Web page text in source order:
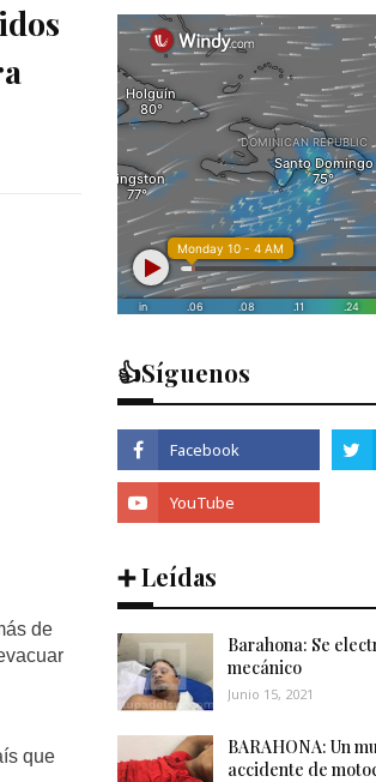
de
que
👍Síguenos
➕ Leídas
Barahona: Se
mecánico
Junio 15, 2021
BARAHONA: Un
accidente de